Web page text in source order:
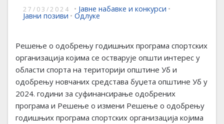
27/03/2024 • Јавне набавке и конкурси •
Јавни позиви • Одлуке
Решење о одобрењу годишњих програма спортских
организација којима се остварује општи интерес у
области спорта на територији општине Уб и
одобрењу новчаних средстава буџета општине Уб у
2024. години за суфинансирање одобрених
програма и Решење о измени Решење о одобрењу
годишњих програма спортских организација којима